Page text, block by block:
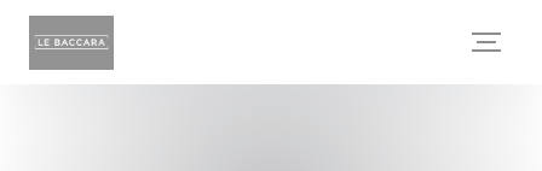
Panel for informasjonskapsler